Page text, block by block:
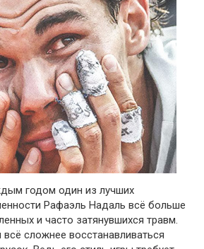
годом один из лучших
Рафаэль Надаль всё больше
и часто затянувшихся травм.
всё сложнее восстанавливаться